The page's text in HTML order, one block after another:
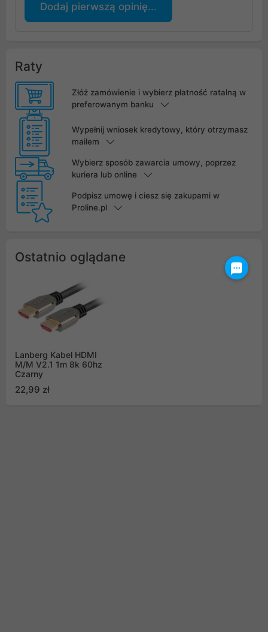
Dodaj pierwszą opinię...
Raty
Złóż zamówienie i wybierz płatność ratalną w
preferowanym banku
Wypełnij wniosek kredytowy, który otrzymasz
mailem
Wybierz sposób zawarcia umowy, poprzez
kuriera lub online
Podpisz umowę i ciesz się zakupami w
Proline.pl
Ostatnio oglądane
Lanberg Kabel HDMI
M/M V2.1 1m 8k 60hz
Czarny
22,99 zł